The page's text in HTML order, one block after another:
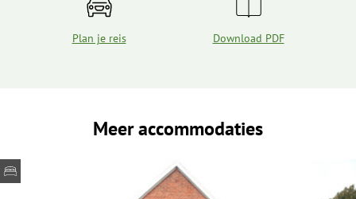
Plan je reis Download PDF
Meer accommodaties